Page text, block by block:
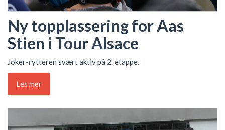
Ny topplassering for Aas
Stien i Tour Alsace
Joker-rytteren svært aktiv på 2. etappe.
Les mer